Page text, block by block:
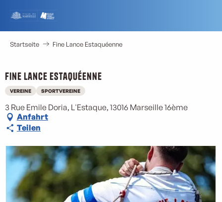
contenu
principal
Startseite Fine Lance Estaquéenne
Fine Lance Estaquéenne
VEREINE SPORTVEREINE
3 Rue Emile Doria, L'Estaque, 13016 Marseille 16ème
Anfahrt
Teilen